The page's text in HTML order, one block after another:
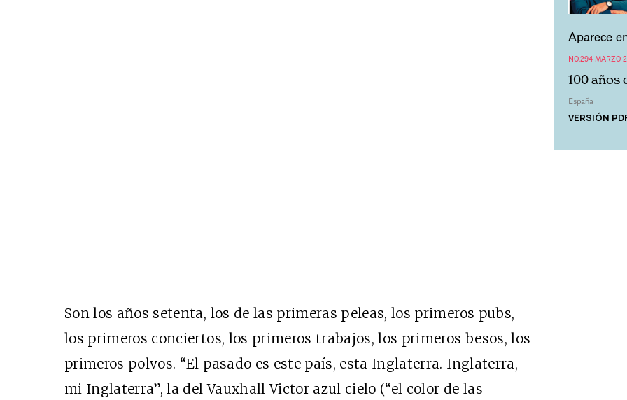
Son los años setenta, los de las primeras peleas, los primeros pubs,
los primeros conciertos, los primeros trabajos, los primeros besos, los
primeros polvos. “El pasado es este país, esta Inglaterra. Inglaterra,
mi Inglaterra”, la del Vauxhall Victor azul cielo (“el color de las
Aparece
NO.294 MARZO
100 años
España
VERSIÓN